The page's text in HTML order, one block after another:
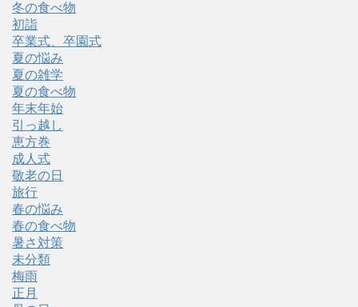
冬の食べ物
初詣
卒業式、卒園式
夏の悩み
夏の雑学
夏の食べ物
年末年始
引っ越し
恵方巻
成人式
敬老の日
旅行
春の悩み
春の食べ物
暑さ対策
未分類
梅雨
正月